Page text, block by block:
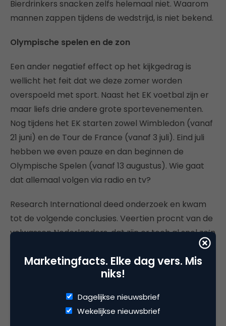
Bierdrinkers snacken zelfs helemaal niet. Waarom
mannen zappen tijdens de wedstrijd, is niet bekend.
Olympische spelen en de zon
Een ander negatief effect op het kijkgedrag is
wellicht het feit dat we deze zomer worden
overspoeld met sport. Naast het EK voetbal zijn er
maar liefs drie andere grote sportevenementen.
Nog tijdens het EK starten zowel Wimbledon (vanaf
21 juni) en de Tour de France (vanaf 3 juli). Eind juli
hebben we even pauze en dan beginnen de
Olympische Spelen (vanaf 13 augustus). Wie gaat
dat allemaal volgen via radio en tv?
Research International deed onderzoek en kwam
tot de volgende conclusies. Veertien procnt van de
volwassen Nederlanders, dat zijn er toch al snel zo’n
evenementen live bij te houden via radio en tv.
Sterblokken rond EK niet vol
Marketingfacts. Elke dag vers. Mis
niks!
Dagelijkse nieuwsbrief
Wekelijkse nieuwsbrief